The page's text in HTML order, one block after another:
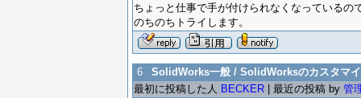
ちょっと仕事で手が付けられなくなっているの
のちのちトライします。
6
SolidWorks一般 / SolidWorksのカスタマ
最初に投稿した人 BECKER | 最近の投稿 by 管